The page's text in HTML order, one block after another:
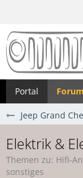
Portal Forum
Jeep Grand
Elektrik &
Themen zu: Hifi-
sonstiges